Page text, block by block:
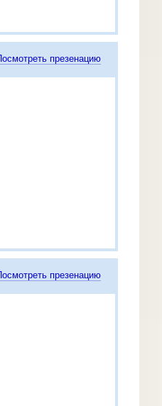
Посмотреть презенацию
Посмотреть презенацию